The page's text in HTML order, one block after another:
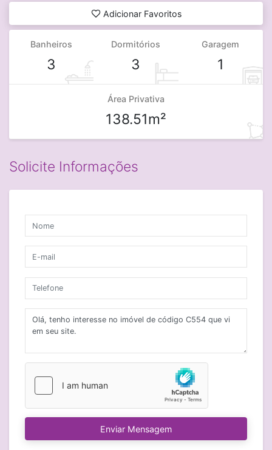
Adicionar Favoritos
Banheiros
3
Dormitórios
3
Garagem
1
Área Privativa
138.51m²
Solicite Informações
Enviar Mensagem